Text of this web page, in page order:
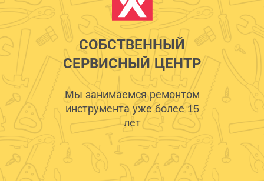
СОБСТВЕННЫЙ
СЕРВИСНЫЙ ЦЕНТР
Мы занимаемся ремонтом
инструмента уже более 15
лет